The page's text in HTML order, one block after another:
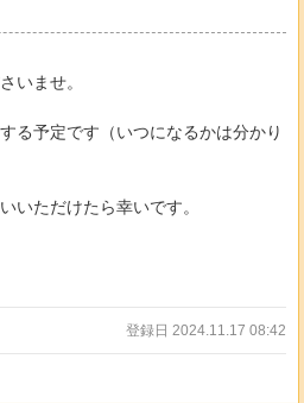
いませ。
る予定です（いつになるかは分かり
いただけたら幸いです。
登録日 2024.11.17 08:42